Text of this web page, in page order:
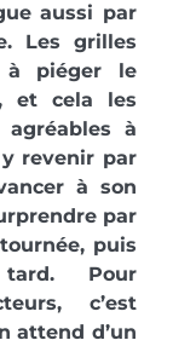
aussi par
Les grilles
à piéger le
et cela les
agréables à
revenir par
à son
par
puis
Pour
c’est
attend d’un